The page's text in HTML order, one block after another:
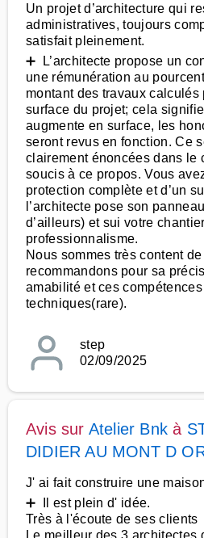
Un projet d’architecture qui
administratives, toujours
satisfait pleinement.
➕ L’architecte propose un
une rémunération au
montant des travaux calculés
surface du projet; cela
augmente en surface, les
seront revus en fonction. Ce
clairement énoncées dans le
soucis à ce propos. Vous
protection complète et d’un
l’architecte pose son
d’ailleurs) et sui votre
professionnalisme.
Nous sommes très content
recommandons pour sa
amabilité et ces
techniques(rare).
step
02/09/2025
Avis sur Atelier Bnk à
DIDIER AU MONT D
J' ai fait construire une
➕ Il est plein d' idée.
Très à l'écoute de ses clients
Le meilleur des 3 architectes